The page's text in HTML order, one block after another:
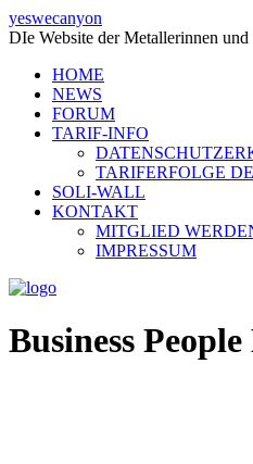
yeswecanyon
DIe Website der Metallerinnen
HOME
NEWS
FORUM
TARIF-INFO
TARIFERFOLGE
SOLI-WALL
KONTAKT
MITGLIED
IMPRESSUM
Business